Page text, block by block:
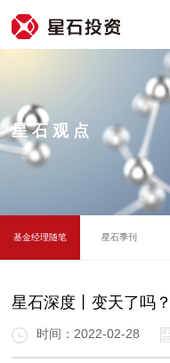
星石观点
基金经理随笔 星石季刊
星石深度丨变天了吗？
时间：2022-02-28